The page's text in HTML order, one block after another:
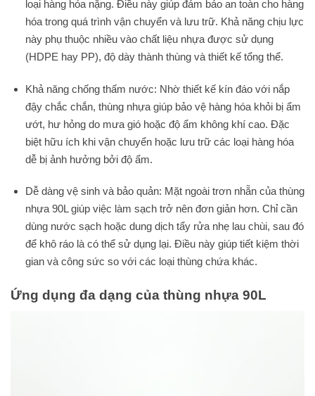
loại hàng hóa nặng. Điều này giúp đảm bảo an toàn cho hàng
hóa trong quá trình vận chuyển và lưu trữ. Khả năng chịu lực
này phụ thuộc nhiều vào chất liệu nhựa được sử dụng
(HDPE hay PP), độ dày thành thùng và thiết kế tổng thể.
Khả năng chống thấm nước: Nhờ thiết kế kín đáo với nắp
đậy chắc chắn, thùng nhựa giúp bảo vệ hàng hóa khỏi bị ẩm
ướt, hư hỏng do mưa gió hoặc độ ẩm không khí cao. Đặc
biệt hữu ích khi vận chuyển hoặc lưu trữ các loại hàng hóa
dễ bị ảnh hưởng bởi độ ẩm.
Dễ dàng vệ sinh và bảo quản: Mặt ngoài trơn nhẵn của thùng
nhựa 90L giúp việc làm sạch trở nên đơn giản hơn. Chỉ cần
dùng nước sạch hoặc dung dịch tẩy rửa nhẹ lau chùi, sau đó
để khô ráo là có thể sử dụng lại. Điều này giúp tiết kiệm thời
gian và công sức so với các loại thùng chứa khác.
Ứng dụng đa dạng của thùng nhựa 90L